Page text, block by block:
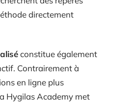
directement
constitue également
Contrairement à
en ligne plus
Hygilas Academy met